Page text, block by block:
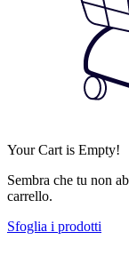
Your Cart is Empty!
Sembra che tu non
carrello.
Sfoglia i prodotti